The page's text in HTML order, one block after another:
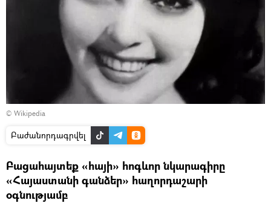
© Wikipedia
Բաժանորդագրվել
Բացահայտեք «հայի» հոգևոր նկարագիրը
«Հայաստանի գանձեր» հաղորդաշարի
օգնությամբ